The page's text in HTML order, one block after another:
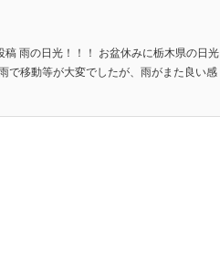
雨の日光！！！ お盆休みに栃木県の日光
で移動等が大変でしたが、雨がまた良い感